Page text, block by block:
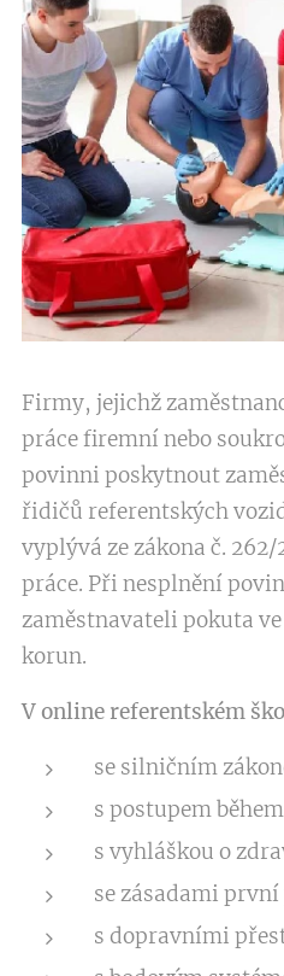
Firmy, jejichž
práce firemní nebo
povinni poskytnout
řidičů referentských
vyplývá ze zákona č.
práce. Při nesplnění
zaměstnavateli pokuta
korun.
V online referentském
se silničním
s postupem
s vyhláškou o
se zásadami
s dopravními